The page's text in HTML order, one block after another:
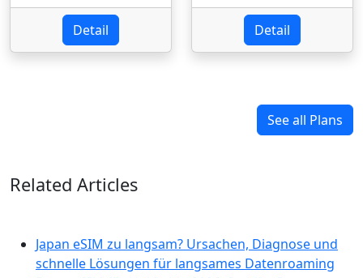
Detail Detail
See all Plans
Related Articles
Japan eSIM zu langsam? Ursachen, Diagnose und
schnelle Lösungen für langsames Datenroaming